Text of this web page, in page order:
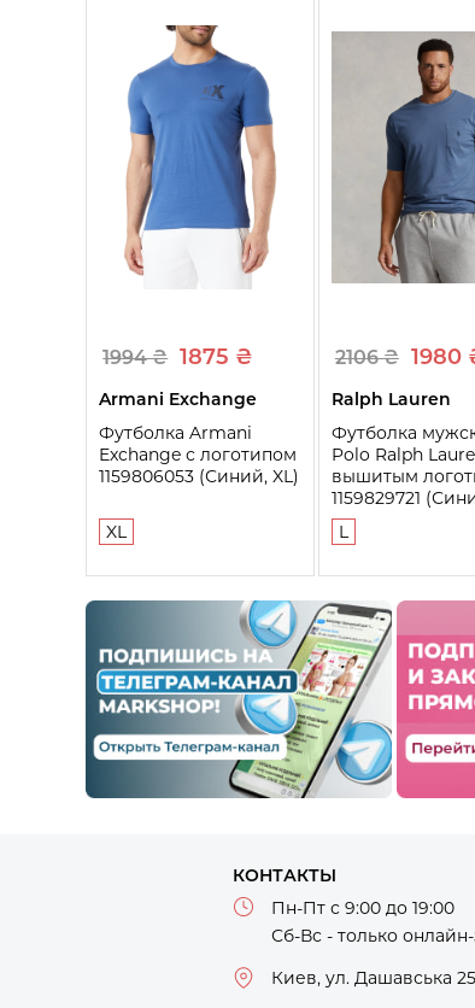
1994 ₴ 1875 ₴
Armani Exchange
Футболка Armani
Exchange с логотипом
1159806053 (Синий, XL)
XL
2106 ₴ 1980
Ralph Lauren
Футболка
Polo Ralph
вышитым
1159829721
L
КОНТАКТЫ
Пн-Пт с 9:00 до 19:00
Сб-Вс - только онлайн-
Киев, ул. Дашавська 25